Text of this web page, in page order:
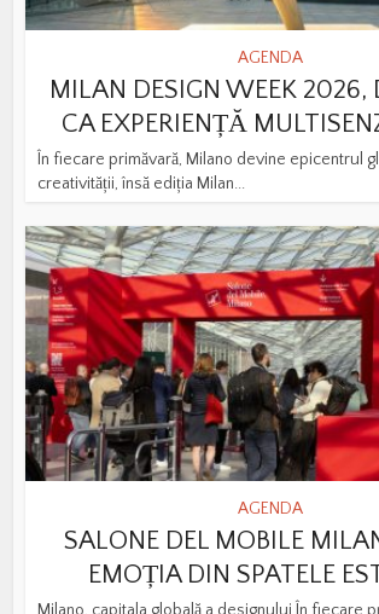
AGENDA
MILAN DESIGN WEEK 2026,
CA EXPERIENȚĂ
În fiecare primăvară, Milano devine epicentrul
creativității, însă ediția Milan...
AGENDA
SALONE DEL MOBILE
EMOȚIA DIN SPATELE